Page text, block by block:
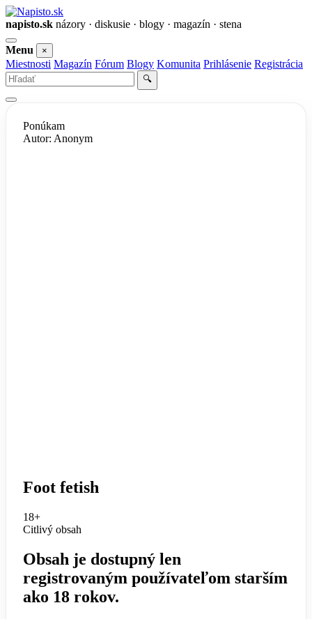
napisto.sk názory · diskusie · blogy · magazín · stena
Otvoriť
menu
Menu ×
Miestnosti Magazín Fórum Blogy Komunita Prihlásenie Registrácia
Vyhľadať
🔍
Ponúkam
Autor: Anonym
Foot fetish
18+
Citlivý obsah
Obsah je dostupný len
registrovaným používateľom starším
ako 18 rokov.